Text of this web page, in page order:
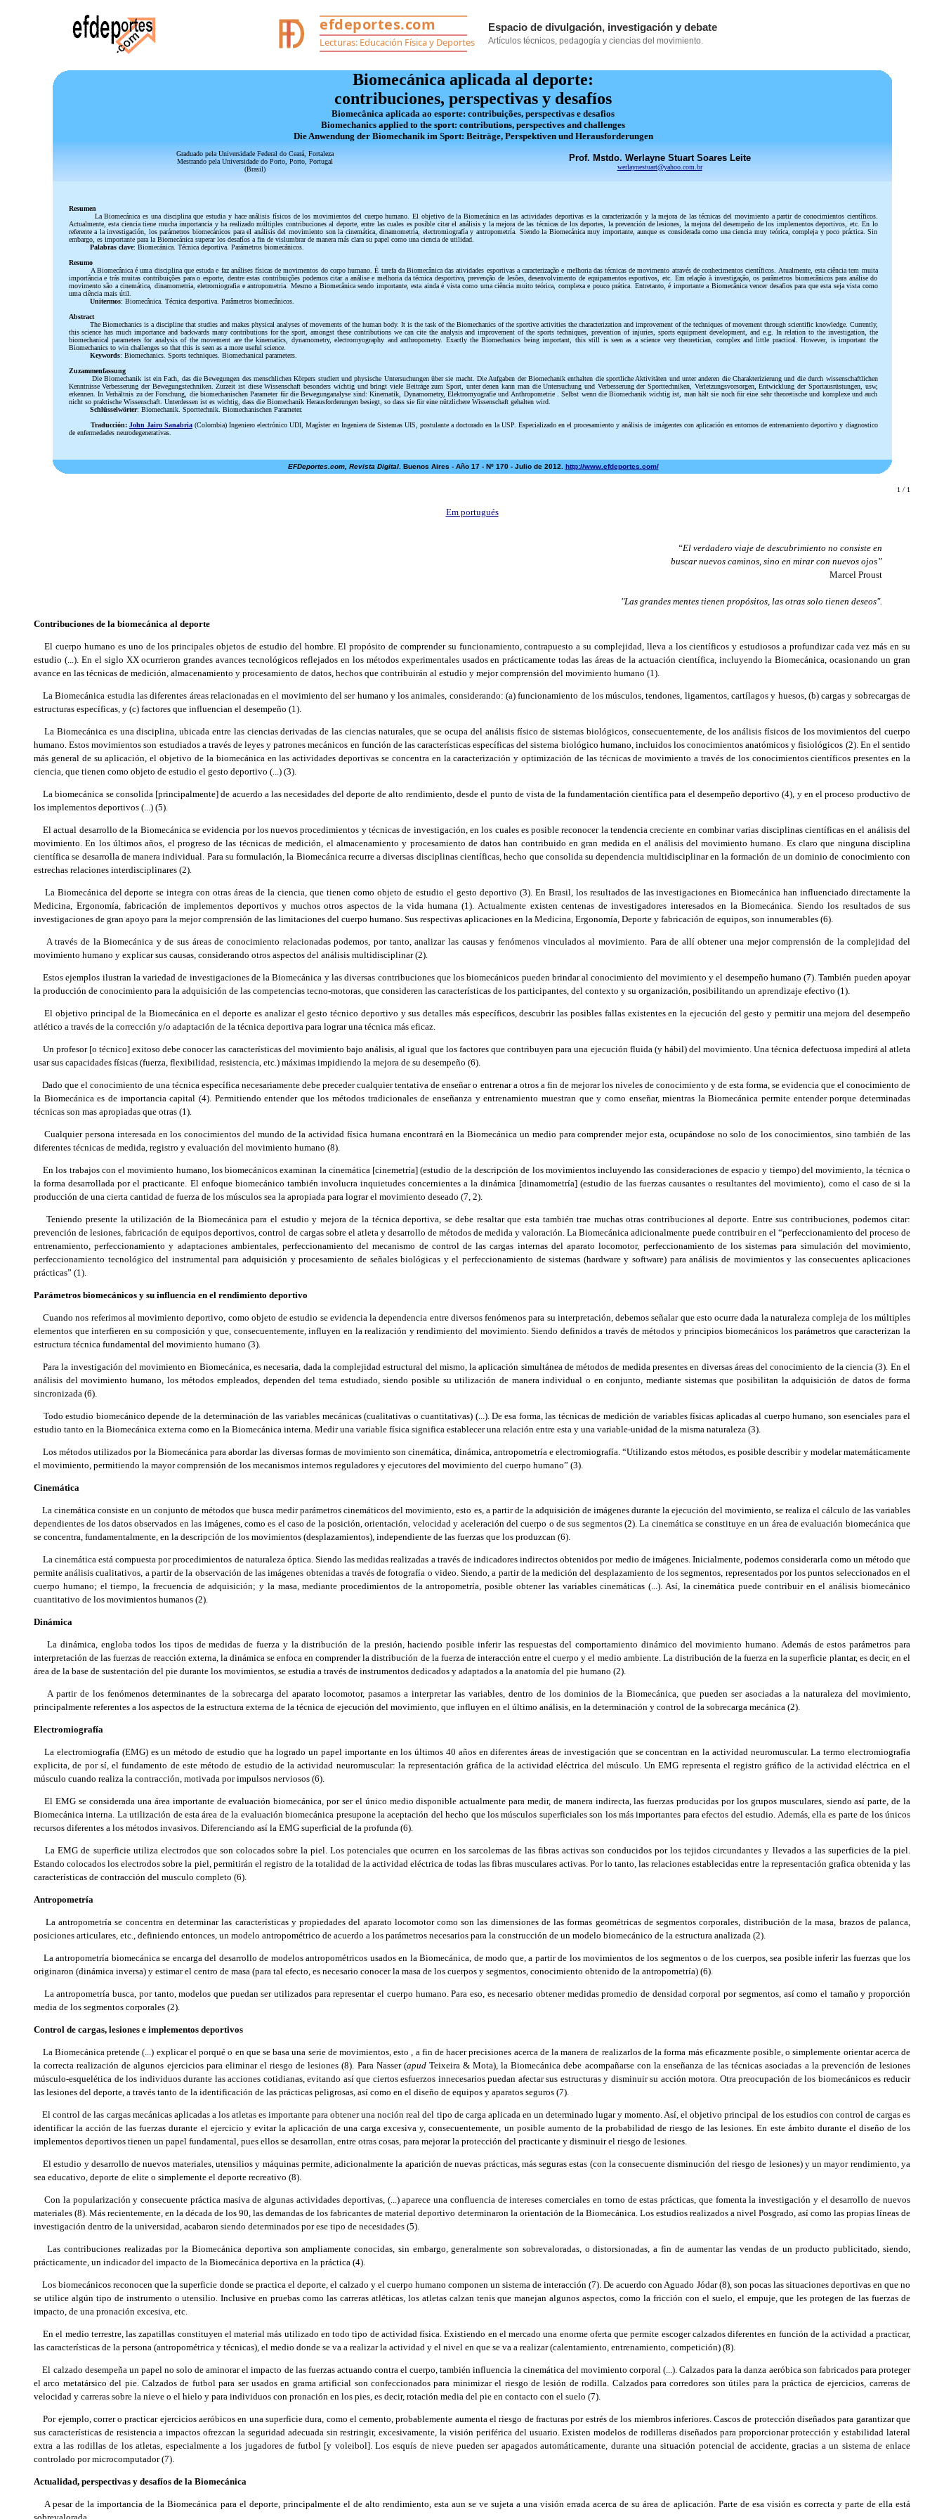
Biomecánica aplicada al deporte:
contribuciones, perspectivas y desafíos
Biomecânica aplicada ao esporte: contribuições, perspectivas e desafios
Biomechanics applied to the sport: contributions, perspectives and challenges
Die Anwendung der Biomechanik im Sport: Beiträge, Perspektiven und Herausforderungen
Graduado pela Universidade Federal do Ceará, Fortaleza
Mestrando pela Universidade do Porto, Porto, Portugal
(Brasil)
Prof. Mstdo. Werlayne Stuart Soares Leite
werlaynestuart@yahoo.com.br
Resumen
La Biomecánica es una disciplina que estudia y hace análisis físicos de los movimientos del cuerpo humano. El objetivo de la Biomecánica en las actividades deportivas es la caracterización y la mejora de las técnicas del movimiento a partir de conocimientos científicos.
Actualmente, esta ciencia tiene mucha importancia y ha realizado múltiples contribuciones al deporte, entre las cuales es posible citar el análisis y la mejora de las técnicas de los deportes, la prevención de lesiones, la mejora del desempeño de los implementos deportivos, etc. En lo
referente a la investigación, los parámetros biomecánicos para el análisis del movimiento son la cinemática, dinamometría, electromiografía y antropometría. Siendo la Biomecánica muy importante, aunque es considerada como una ciencia muy teórica, compleja y poco práctica. Sin
embargo, es importante para la Biomecánica superar los desafíos a fin de vislumbrar de manera más clara su papel como una ciencia de utilidad.
Palabras clave: Biomecánica. Técnica deportiva. Parámetros biomecánicos.
Resumo
A Biomecânica é uma disciplina que estuda e faz análises físicas de movimentos do corpo humano. É tarefa da Biomecânica das atividades esportivas a caracterização e melhoria das técnicas de movimento através de conhecimentos científicos. Atualmente, esta ciência tem muita
importância e trás muitas contribuições para o esporte, dentre estas contribuições podemos citar a análise e melhoria da técnica desportiva, prevenção de lesões, desenvolvimento de equipamentos esportivos, etc. Em relação à investigação, os parâmetros biomecânicos para análise do
movimento são a cinemática, dinamometria, eletromiografia e antropometria. Mesmo a Biomecânica sendo importante, esta ainda é vista como uma ciência muito teórica, complexa e pouco prática. Entretanto, é importante a Biomecânica vencer desafios para que esta seja vista como
uma ciência mais útil.
Unitermos: Biomecânica. Técnica desportiva. Parâmetros biomecânicos.
Abstract
The Biomechanics is a discipline that studies and makes physical analyses of movements of the human body. It is the task of the Biomechanics of the sportive activities the characterization and improvement of the techniques of movement through scientific knowledge. Currently,
this science has much importance and backwards many contributions for the sport, amongst these contributions we can cite the analysis and improvement of the sports techniques, prevention of injuries, sports equipment development, and e.g. In relation to the investigation, the
biomechanical parameters for analysis of the movement are the kinematics, dynamometry, electromyography and anthropometry. Exactly the Biomechanics being important, this still is seen as a science very theoretician, complex and little practical. However, is important the
Biomechanics to win challenges so that this is seen as a more useful science.
Keywords: Biomechanics. Sports techniques. Biomechanical parameters.
Zuzammenfassung
Die Biomechanik ist ein Fach, das die Bewegungen des menschlichen Körpers studiert und physische Untersuchungen über sie macht. Die Aufgaben der Biomechanik enthalten die sportliche Aktivitäten und unter anderen die Charakterizierung und die durch wissenschaftlichen
Kenntnisse Verbesserung der Bewegungstechniken. Zurzeit ist diese Wissenschaft besonders wichtig und bringt viele Beiträge zum Sport, unter denen kann man die Untersuchung und Verbesserung der Sporttechniken, Verletzungsvorsorgen, Entwicklung der Sportausrüstungen, usw,
erkennen. In Verhältnis zu der Forschung, die biomechanischen Parameter für die Bewegunganalyse sind: Kinematik, Dynamometry, Elektromyografie und Anthropometrie . Selbst wenn die Biomechanik wichtig ist, man hält sie noch für eine sehr theoretische und komplexe und auch
nicht so praktische Wissenschaft. Unterdessen ist es wichtig, dass die Biomechanik Herausforderungen besiegt, so dass sie für eine nützlichere Wissenschaft gehalten wird.
Schlüsselwörter: Biomechanik. Sporttechnik. Biomechanischen Parameter.
Traducción: John Jairo Sanabria(Colombia)Ingeniero electrónico UDI, Magíster en Ingeniera de Sistemas UIS, postulante a doctorado en la USP. Especializado en el procesamiento y análisis de imágentes con aplicación en entornos de entrenamiento deportivo y diagnostico
de enfermedades neurodegenerativas.
EFDeportes.com, Revista Digital. Buenos Aires - Año 17 - Nº 170 - Julio de 2012. http://www.efdeportes.com/
1 / 1
Em portugués
“El verdadero viaje de descubrimiento no consiste en
buscar nuevos caminos, sino en mirar con nuevos ojos”
Marcel Proust
"Las grandes mentes tienen propósitos, las otras solo tienen deseos".
Contribuciones de la biomecánica al deporte
El cuerpo humano es uno de los principales objetos de estudio del hombre. El propósito de comprender su funcionamiento, contrapuesto a su complejidad, lleva a los científicos y estudiosos a profundizar cada vez más en su
estudio (...). En el siglo XX ocurrieron grandes avances tecnológicos reflejados en los métodos experimentales usados en prácticamente todas las áreas de la actuación científica, incluyendo la Biomecánica, ocasionando un gran
avance en las técnicas de medición, almacenamiento y procesamiento de datos, hechos que contribuirán al estudio y mejor comprensión del movimiento humano (1).
La Biomecánica estudia las diferentes áreas relacionadas en el movimiento del ser humano y los animales, considerando: (a) funcionamiento de los músculos, tendones, ligamentos, cartílagos y huesos, (b) cargas y sobrecargas de
estructuras específicas, y (c) factores que influencian el desempeño (1).
La Biomecánica es una disciplina, ubicada entre las ciencias derivadas de las ciencias naturales, que se ocupa del análisis físico de sistemas biológicos, consecuentemente, de los análisis físicos de los movimientos del cuerpo
humano. Estos movimientos son estudiados a través de leyes y patrones mecánicos en función de las características específicas del sistema biológico humano, incluidos los conocimientos anatómicos y fisiológicos (2). En el sentido
más general de su aplicación, el objetivo de la biomecánica en las actividades deportivas se concentra en la caracterización y optimización de las técnicas de movimiento a través de los conocimientos científicos presentes en la
ciencia, que tienen como objeto de estudio el gesto deportivo (...) (3).
La biomecánica se consolida [principalmente] de acuerdo a las necesidades del deporte de alto rendimiento, desde el punto de vista de la fundamentación científica para el desempeño deportivo (4), y en el proceso productivo de
los implementos deportivos (...) (5).
El actual desarrollo de la Biomecánica se evidencia por los nuevos procedimientos y técnicas de investigación, en los cuales es posible reconocer la tendencia creciente en combinar varias disciplinas científicas en el análisis del
movimiento. En los últimos años, el progreso de las técnicas de medición, el almacenamiento y procesamiento de datos han contribuido en gran medida en el análisis del movimiento humano. Es claro que ninguna disciplina
científica se desarrolla de manera individual. Para su formulación, la Biomecánica recurre a diversas disciplinas científicas, hecho que consolida su dependencia multidisciplinar en la formación de un dominio de conocimiento con
estrechas relaciones interdisciplinares (2).
La Biomecánica del deporte se integra con otras áreas de la ciencia, que tienen como objeto de estudio el gesto deportivo (3). En Brasil, los resultados de las investigaciones en Biomecánica han influenciado directamente la
Medicina, Ergonomía, fabricación de implementos deportivos y muchos otros aspectos de la vida humana (1). Actualmente existen centenas de investigadores interesados en la Biomecánica. Siendo los resultados de sus
investigaciones de gran apoyo para la mejor comprensión de las limitaciones del cuerpo humano. Sus respectivas aplicaciones en la Medicina, Ergonomía, Deporte y fabricación de equipos, son innumerables (6).
A través de la Biomecánica y de sus áreas de conocimiento relacionadas podemos, por tanto, analizar las causas y fenómenos vinculados al movimiento. Para de allí obtener una mejor comprensión de la complejidad del
movimiento humano y explicar sus causas, considerando otros aspectos del análisis multidisciplinar (2).
Estos ejemplos ilustran la variedad de investigaciones de la Biomecánica y las diversas contribuciones que los biomecánicos pueden brindar al conocimiento del movimiento y el desempeño humano (7). También pueden apoyar
la producción de conocimiento para la adquisición de las competencias tecno-motoras, que consideren las características de los participantes, del contexto y su organización, posibilitando un aprendizaje efectivo (1).
El objetivo principal de la Biomecánica en el deporte es analizar el gesto técnico deportivo y sus detalles más específicos, descubrir las posibles fallas existentes en la ejecución del gesto y permitir una mejora del desempeño
atlético a través de la corrección y/o adaptación de la técnica deportiva para lograr una técnica más eficaz.
Un profesor [o técnico] exitoso debe conocer las características del movimiento bajo análisis, al igual que los factores que contribuyen para una ejecución fluida (y hábil) del movimiento. Una técnica defectuosa impedirá al atleta
usar sus capacidades físicas (fuerza, flexibilidad, resistencia, etc.) máximas impidiendo la mejora de su desempeño (6).
Dado que el conocimiento de una técnica específica necesariamente debe preceder cualquier tentativa de enseñar o entrenar a otros a fin de mejorar los niveles de conocimiento y de esta forma, se evidencia que el conocimiento de
la Biomecánica es de importancia capital (4). Permitiendo entender que los métodos tradicionales de enseñanza y entrenamiento muestran que y como enseñar, mientras la Biomecánica permite entender porque determinadas
técnicas son mas apropiadas que otras (1).
Cualquier persona interesada en los conocimientos del mundo de la actividad física humana encontrará en la Biomecánica un medio para comprender mejor esta, ocupándose no solo de los conocimientos, sino también de las
diferentes técnicas de medida, registro y evaluación del movimiento humano (8).
En los trabajos con el movimiento humano, los biomecánicos examinan la cinemática [cinemetría] (estudio de la descripción de los movimientos incluyendo las consideraciones de espacio y tiempo) del movimiento, la técnica o
la forma desarrollada por el practicante. El enfoque biomecánico también involucra inquietudes concernientes a la dinámica [dinamometría] (estudio de las fuerzas causantes o resultantes del movimiento), como el caso de si la
producción de una cierta cantidad de fuerza de los músculos sea la apropiada para lograr el movimiento deseado (7, 2).
Teniendo presente la utilización de la Biomecánica para el estudio y mejora de la técnica deportiva, se debe resaltar que esta también trae muchas otras contribuciones al deporte. Entre sus contribuciones, podemos citar:
prevención de lesiones, fabricación de equipos deportivos, control de cargas sobre el atleta y desarrollo de métodos de medida y valoración. La Biomecánica adicionalmente puede contribuir en el “perfeccionamiento del proceso de
entrenamiento, perfeccionamiento y adaptaciones ambientales, perfeccionamiento del mecanismo de control de las cargas internas del aparato locomotor, perfeccionamiento de los sistemas para simulación del movimiento,
perfeccionamiento tecnológico del instrumental para adquisición y procesamiento de señales biológicas y el perfeccionamiento de sistemas (hardware y software) para análisis de movimientos y las consecuentes aplicaciones
prácticas” (1).
Parámetros biomecánicos y su influencia en el rendimiento deportivo
Cuando nos referimos al movimiento deportivo, como objeto de estudio se evidencia la dependencia entre diversos fenómenos para su interpretación, debemos señalar que esto ocurre dada la naturaleza compleja de los múltiples
elementos que interfieren en su composición y que, consecuentemente, influyen en la realización y rendimiento del movimiento. Siendo definidos a través de métodos y principios biomecánicos los parámetros que caracterizan la
estructura técnica fundamental del movimiento humano (3).
Para la investigación del movimiento en Biomecánica, es necesaria, dada la complejidad estructural del mismo, la aplicación simultánea de métodos de medida presentes en diversas áreas del conocimiento de la ciencia (3). En el
análisis del movimiento humano, los métodos empleados, dependen del tema estudiado, siendo posible su utilización de manera individual o en conjunto, mediante sistemas que posibilitan la adquisición de datos de forma
sincronizada (6).
Todo estudio biomecánico depende de la determinación de las variables mecánicas (cualitativas o cuantitativas) (...). De esa forma, las técnicas de medición de variables físicas aplicadas al cuerpo humano, son esenciales para el
estudio tanto en la Biomecánica externa como en la Biomecánica interna. Medir una variable física significa establecer una relación entre esta y una variable-unidad de la misma naturaleza (3).
Los métodos utilizados por la Biomecánica para abordar las diversas formas de movimiento son cinemática, dinámica, antropometría e electromiografía. “Utilizando estos métodos, es posible describir y modelar matemáticamente
el movimiento, permitiendo la mayor comprensión de los mecanismos internos reguladores y ejecutores del movimiento del cuerpo humano” (3).
Cinemática
La cinemática consiste en un conjunto de métodos que busca medir parámetros cinemáticos del movimiento, esto es, a partir de la adquisición de imágenes durante la ejecución del movimiento, se realiza el cálculo de las variables
dependientes de los datos observados en las imágenes, como es el caso de la posición, orientación, velocidad y aceleración del cuerpo o de sus segmentos (2). La cinemática se constituye en un área de evaluación biomecánica que
se concentra, fundamentalmente, en la descripción de los movimientos (desplazamientos), independiente de las fuerzas que los produzcan (6).
La cinemática está compuesta por procedimientos de naturaleza óptica. Siendo las medidas realizadas a través de indicadores indirectos obtenidos por medio de imágenes. Inicialmente, podemos considerarla como un método que
permite análisis cualitativos, a partir de la observación de las imágenes obtenidas a través de fotografía o video. Siendo, a partir de la medición del desplazamiento de los segmentos, representados por los puntos seleccionados en el
cuerpo humano; el tiempo, la frecuencia de adquisición; y la masa, mediante procedimientos de la antropometría, posible obtener las variables cinemáticas (...). Así, la cinemática puede contribuir en el análisis biomecánico
cuantitativo de los movimientos humanos (2).
Dinámica
La dinámica, engloba todos los tipos de medidas de fuerza y la distribución de la presión, haciendo posible inferir las respuestas del comportamiento dinámico del movimiento humano. Además de estos parámetros para
interpretación de las fuerzas de reacción externa, la dinámica se enfoca en comprender la distribución de la fuerza de interacción entre el cuerpo y el medio ambiente. La distribución de la fuerza en la superficie plantar, es decir, en el
área de la base de sustentación del pie durante los movimientos, se estudia a través de instrumentos dedicados y adaptados a la anatomía del pie humano (2).
A partir de los fenómenos determinantes de la sobrecarga del aparato locomotor, pasamos a interpretar las variables, dentro de los dominios de la Biomecánica, que pueden ser asociadas a la naturaleza del movimiento,
principalmente referentes a los aspectos de la estructura externa de la técnica de ejecución del movimiento, que influyen en el último análisis, en la determinación y control de la sobrecarga mecánica (2).
Electromiografía
La electromiografía (EMG) es un método de estudio que ha logrado un papel importante en los últimos 40 años en diferentes áreas de investigación que se concentran en la actividad neuromuscular. La termo electromiografía
explicita, de por sí, el fundamento de este método de estudio de la actividad neuromuscular: la representación gráfica de la actividad eléctrica del músculo. Un EMG representa el registro gráfico de la actividad eléctrica en el
músculo cuando realiza la contracción, motivada por impulsos nerviosos (6).
El EMG se considerada una área importante de evaluación biomecánica, por ser el único medio disponible actualmente para medir, de manera indirecta, las fuerzas producidas por los grupos musculares, siendo así parte, de la
Biomecánica interna. La utilización de esta área de la evaluación biomecánica presupone la aceptación del hecho que los músculos superficiales son los más importantes para efectos del estudio. Además, ella es parte de los únicos
recursos diferentes a los métodos invasivos. Diferenciando así la EMG superficial de la profunda (6).
La EMG de superficie utiliza electrodos que son colocados sobre la piel. Los potenciales que ocurren en los sarcolemas de las fibras activas son conducidos por los tejidos circundantes y llevados a las superficies de la piel.
Estando colocados los electrodos sobre la piel, permitirán el registro de la totalidad de la actividad eléctrica de todas las fibras musculares activas. Por lo tanto, las relaciones establecidas entre la representación grafica obtenida y las
características de contracción del musculo completo (6).
Antropometría
La antropometría se concentra en determinar las características y propiedades del aparato locomotor como son las dimensiones de las formas geométricas de segmentos corporales, distribución de la masa, brazos de palanca,
posiciones articulares, etc., definiendo entonces, un modelo antropométrico de acuerdo a los parámetros necesarios para la construcción de un modelo biomecánico de la estructura analizada (2).
La antropometría biomecánica se encarga del desarrollo de modelos antropométricos usados en la Biomecánica, de modo que, a partir de los movimientos de los segmentos o de los cuerpos, sea posible inferir las fuerzas que los
originaron (dinámica inversa) y estimar el centro de masa (para tal efecto, es necesario conocer la masa de los cuerpos y segmentos, conocimiento obtenido de la antropometría) (6).
La antropometría busca, por tanto, modelos que puedan ser utilizados para representar el cuerpo humano. Para eso, es necesario obtener medidas promedio de densidad corporal por segmentos, así como el tamaño y proporción
media de los segmentos corporales (2).
Control de cargas, lesiones e implementos deportivos
La Biomecánica pretende (...) explicar el porqué o en que se basa una serie de movimientos, esto , a fin de hacer precisiones acerca de la manera de realizarlos de la forma más eficazmente posible, o simplemente orientar acerca de
la correcta realización de algunos ejercicios para eliminar el riesgo de lesiones (8). Para Nasser (apudTeixeira & Mota), la Biomecánica debe acompañarse con la enseñanza de las técnicas asociadas a la prevención de lesiones
músculo-esquelética de los individuos durante las acciones cotidianas, evitando así que ciertos esfuerzos innecesarios puedan afectar sus estructuras y disminuir su acción motora. Otra preocupación de los biomecánicos es reducir
las lesiones del deporte, a través tanto de la identificación de las prácticas peligrosas, así como en el diseño de equipos y aparatos seguros (7).
El control de las cargas mecánicas aplicadas a los atletas es importante para obtener una noción real del tipo de carga aplicada en un determinado lugar y momento. Así, el objetivo principal de los estudios con control de cargas es
identificar la acción de las fuerzas durante el ejercicio y evitar la aplicación de una carga excesiva y, consecuentemente, un posible aumento de la probabilidad de riesgo de las lesiones. En este ámbito durante el diseño de los
implementos deportivos tienen un papel fundamental, pues ellos se desarrollan, entre otras cosas, para mejorar la protección del practicante y disminuir el riesgo de lesiones.
El estudio y desarrollo de nuevos materiales, utensilios y máquinas permite, adicionalmente la aparición de nuevas prácticas, más seguras estas (con la consecuente disminución del riesgo de lesiones) y un mayor rendimiento, ya
sea educativo, deporte de elite o simplemente el deporte recreativo (8).
Con la popularización y consecuente práctica masiva de algunas actividades deportivas, (...) aparece una confluencia de intereses comerciales en torno de estas prácticas, que fomenta la investigación y el desarrollo de nuevos
materiales (8). Más recientemente, en la década de los 90, las demandas de los fabricantes de material deportivo determinaron la orientación de la Biomecánica. Los estudios realizados a nivel Posgrado, así como las propias líneas de
investigación dentro de la universidad, acabaron siendo determinados por ese tipo de necesidades (5).
Las contribuciones realizadas por la Biomecánica deportiva son ampliamente conocidas, sin embargo, generalmente son sobrevaloradas, o distorsionadas, a fin de aumentar las vendas de un producto publicitado, siendo,
prácticamente, un indicador del impacto de la Biomecánica deportiva en la práctica (4).
Los biomecánicos reconocen que la superficie donde se practica el deporte, el calzado y el cuerpo humano componen un sistema de interacción (7). De acuerdo con Aguado Jódar (8), son pocas las situaciones deportivas en que no
se utilice algún tipo de instrumento o utensilio. Inclusive en pruebas como las carreras atléticas, los atletas calzan tenis que manejan algunos aspectos, como la fricción con el suelo, el empuje, que les protegen de las fuerzas de
impacto, de una pronación excesiva, etc.
En el medio terrestre, las zapatillas constituyen el material más utilizado en todo tipo de actividad física. Existiendo en el mercado una enorme oferta que permite escoger calzados diferentes en función de la actividad a practicar,
las características de la persona (antropométrica y técnicas), el medio donde se va a realizar la actividad y el nivel en que se va a realizar (calentamiento, entrenamiento, competición) (8).
El calzado desempeña un papel no solo de aminorar el impacto de las fuerzas actuando contra el cuerpo, también influencia la cinemática del movimiento corporal (...). Calzados para la danza aeróbica son fabricados para proteger
el arco metatársico del pie. Calzados de futbol para ser usados en grama artificial son confeccionados para minimizar el riesgo de lesión de rodilla. Calzados para corredores son útiles para la práctica de ejercicios, carreras de
velocidad y carreras sobre la nieve o el hielo y para individuos con pronación en los pies, es decir, rotación media del pie en contacto con el suelo (7).
Por ejemplo, correr o practicar ejercicios aeróbicos en una superficie dura, como el cemento, probablemente aumenta el riesgo de fracturas por estrés de los miembros inferiores. Cascos de protección diseñados para garantizar que
sus características de resistencia a impactos ofrezcan la seguridad adecuada sin restringir, excesivamente, la visión periférica del usuario. Existen modelos de rodilleras diseñados para proporcionar protección y estabilidad lateral
extra a las rodillas de los atletas, especialmente a los jugadores de futbol [y voleibol]. Los esquís de nieve pueden ser apagados automáticamente, durante una situación potencial de accidente, gracias a un sistema de enlace
controlado por microcomputador (7).
Actualidad, perspectivas y desafíos de la Biomecánica
A pesar de la importancia de la Biomecánica para el deporte, principalmente el de alto rendimiento, esta aun se ve sujeta a una visión errada acerca de su área de aplicación. Parte de esa visión es correcta y parte de ella está